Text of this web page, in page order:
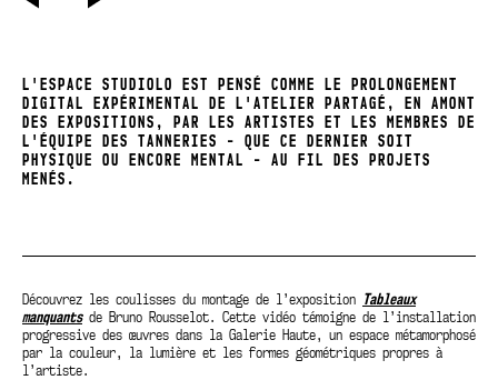
L'ESPACE STUDIOLO EST PENSÉ COMME LE PROLONGEMENT
DIGITAL EXPÉRIMENTAL DE L'ATELIER PARTAGÉ, EN AMONT
DES EXPOSITIONS, PAR LES ARTISTES ET LES MEMBRES DE
L'ÉQUIPE DES TANNERIES - QUE CE DERNIER SOIT
PHYSIQUE OU ENCORE MENTAL - AU FIL DES PROJETS
MENÉS.
Découvrez les coulisses du montage de l’exposition Tableaux
manquantsde Bruno Rousselot. Cette vidéo témoigne de l’installation
progressive des œuvres dans la Galerie Haute, un espace métamorphosé
par la couleur, la lumière et les formes géométriques propres à
l’artiste.